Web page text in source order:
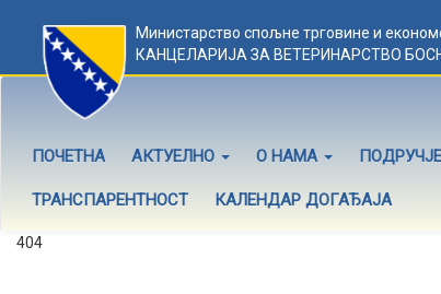
Министарство спољне трговине и
КАНЦЕЛАРИЈА ЗА ВЕТЕРИНАРСТВО
ПОЧЕТНА АКТУЕЛНО О НАМА
ТРАНСПАРЕНТНОСТ КАЛЕНДАР ДОГАЂАЈА
404